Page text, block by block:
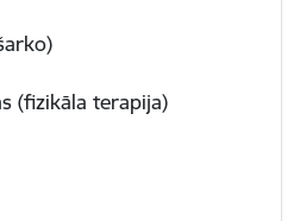
(fizikāla terapija)